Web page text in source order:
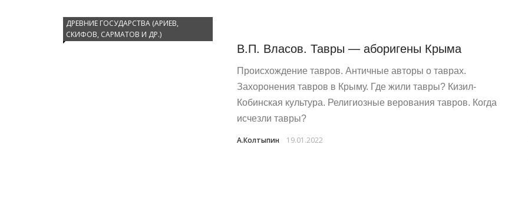
ДРЕВНИЕ ГОСУДАРСТВА (АРИЕВ,
СКИФОВ, САРМАТОВ И ДР.)
В.П. Власов. Тавры — аборигены Крыма
Происхождение тавров. Античные авторы о таврах.
Захоронения тавров в Крыму. Где жили тавры? Кизил-
Кобинская культура. Религиозные верования тавров. Когда
исчезли тавры?
А.Колтыпин 19.01.2022